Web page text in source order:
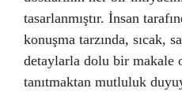
tasarlanmıştır. İnsan
konuşma tarzında, sıcak,
detaylarla dolu bir makale
tanıtmaktan mutluluk